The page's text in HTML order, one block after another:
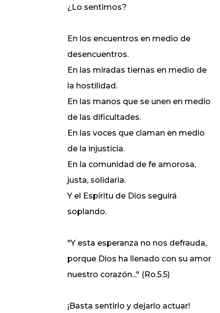
¿Lo sentimos?
En los encuentros en medio de
desencuentros.
En las miradas tiernas en medio de
la hostilidad.
En las manos que se unen en medio
de las dificultades.
En las voces que claman en medio
de la injusticia.
En la comunidad de fe amorosa,
justa, solidaria.
Y el Espíritu de Dios seguirá
soplando.
"Y esta esperanza no nos defrauda,
porque Dios ha llenado con su amor
nuestro corazón..." (Ro.5.5)
¡Basta sentirlo y dejarlo actuar!